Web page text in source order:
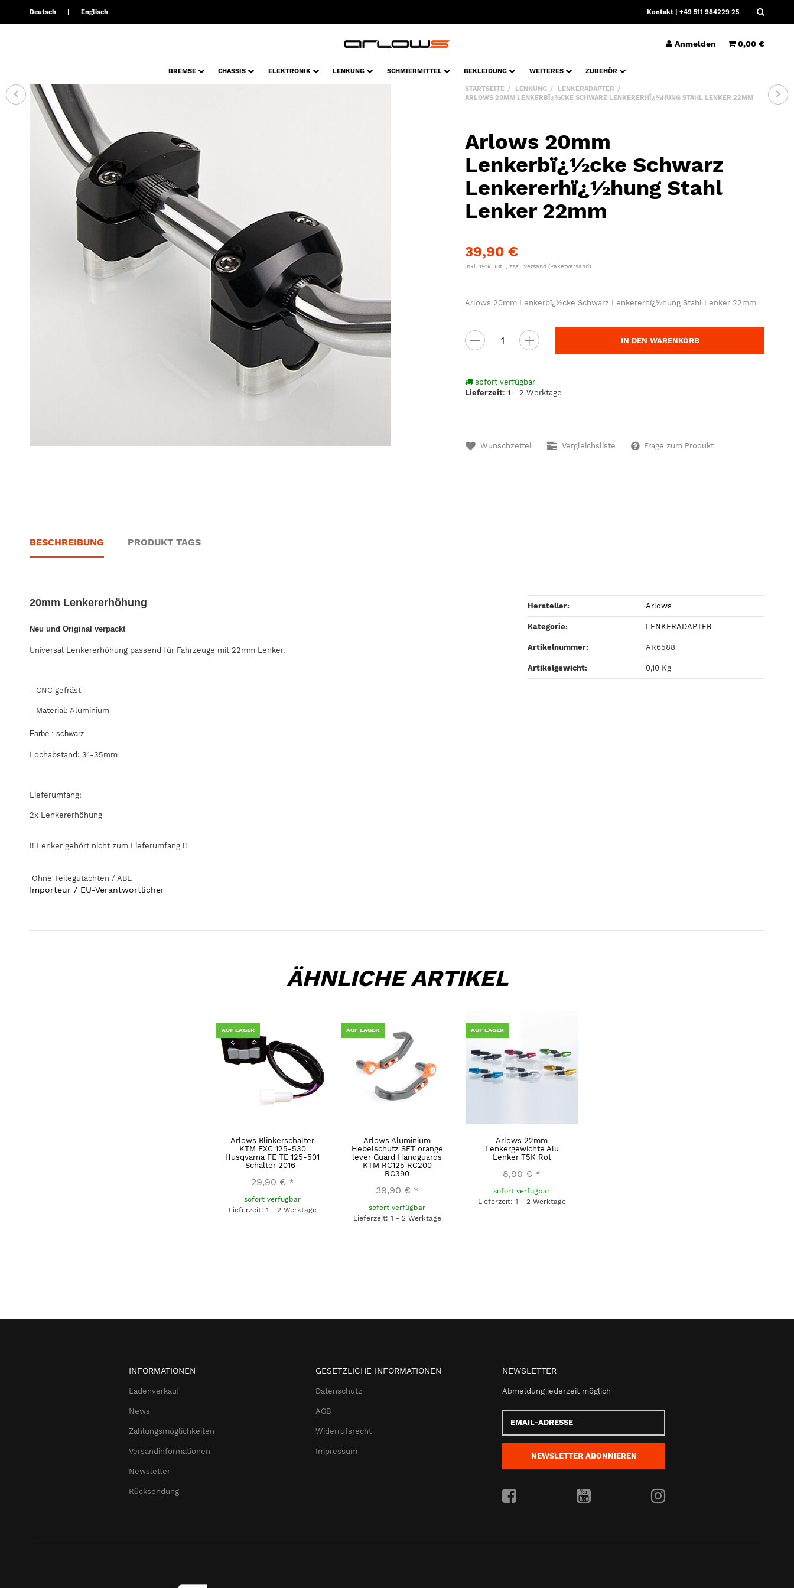
Deutsch Englisch Kontakt | +49 511 984229 25
Anmelden 0,00 €
BREMSE CHASSIS ELEKTRONIK LENKUNG SCHMIERMITTEL BEKLEIDUNG WEITERES ZUBEHÖR
STARTSEITE LENKUNG
LENKERADAPTER
ARLOWS 20MM LENKERBÏ¿½CKE SCHWARZ LENKERERHÏ¿½HUNG STAHL LENKER 22MM
Arlows 20mm
Lenkerbï¿½cke Schwarz
Lenkererhï¿½hung Stahl
Lenker 22mm
39,90 €
inkl. 19% USt. , zzgl.Versand(Paketversand)
Arlows 20mm Lenkerbï¿½cke Schwarz Lenkererhï¿½hung Stahl Lenker 22mm
IN DEN WARENKORB
sofort verfügbar
Lieferzeit:1 - 2 Werktage
Wunschzettel Vergleichsliste Frage zum Produkt
BESCHREIBUNG PRODUKT TAGS
20mm Lenkererhöhung
Neu und Original verpackt
Universal Lenkererhöhung passend für Fahrzeuge mit 22mm Lenker.
- CNC gefräst
- Material: Aluminium
Farbe : schwarz
Lochabstand: 31-35mm
Lieferumfang:
2x Lenkererhöhung
!! Lenker gehört nicht zum Lieferumfang !!
Ohne Teilegutachten / ABE
Hersteller: Arlows
Kategorie: LENKERADAPTER
Artikelnummer: AR6588
Artikelgewicht‍: 0,10 Kg
Importeur / EU-Verantwortlicher
ÄHNLICHE ARTIKEL
AUF LAGER
Arlows Blinkerschalter
KTM EXC 125-530
Husqvarna FE TE 125-501
Schalter 2016-
29,90 € *
sofort verfügbar
Lieferzeit: 1 - 2 Werktage
AUF LAGER
Arlows Aluminium
Hebelschutz SET orange
lever Guard Handguards
KTM RC125 RC200
RC390
39,90 € *
sofort verfügbar
Lieferzeit: 1 - 2 Werktage
AUF LAGER
Arlows 22mm
Lenkergewichte Alu
Lenker T5K Rot
8,90 € *
sofort verfügbar
Lieferzeit: 1 - 2 Werktage
INFORMATIONEN
Ladenverkauf
News
Zahlungsmöglichkeiten
Versandinformationen
Newsletter
Rücksendung
GESETZLICHE INFORMATIONEN
Datenschutz
AGB
Widerrufsrecht
Impressum
NEWSLETTER
Abmeldung jederzeit möglich
Adresse
NEWSLETTER ABONNIEREN